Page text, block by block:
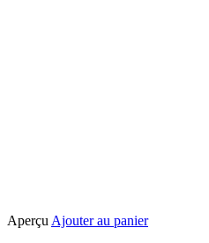
Aperçu Ajouter au panier